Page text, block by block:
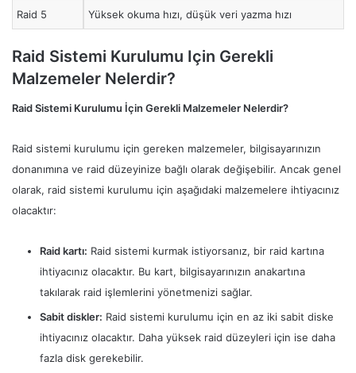
Raid 5 Yüksek okuma hızı, düşük veri yazma hızı
Raid Sistemi Kurulumu Için Gerekli
Malzemeler Nelerdir?
Raid Sistemi Kurulumu İçin Gerekli Malzemeler Nelerdir?
Raid sistemi kurulumu için gereken malzemeler, bilgisayarınızın
donanımına ve raid düzeyinize bağlı olarak değişebilir. Ancak genel
olarak, raid sistemi kurulumu için aşağıdaki malzemelere ihtiyacınız
olacaktır:
Raid kartı: Raid sistemi kurmak istiyorsanız, bir raid kartına
ihtiyacınız olacaktır. Bu kart, bilgisayarınızın anakartına
takılarak raid işlemlerini yönetmenizi sağlar.
Sabit diskler: Raid sistemi kurulumu için en az iki sabit diske
ihtiyacınız olacaktır. Daha yüksek raid düzeyleri için ise daha
fazla disk gerekebilir.